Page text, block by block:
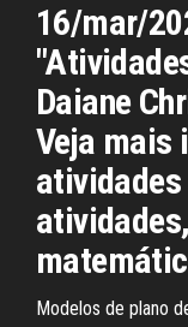
16/mar/
Daiane
Veja mais
Modelos de plano